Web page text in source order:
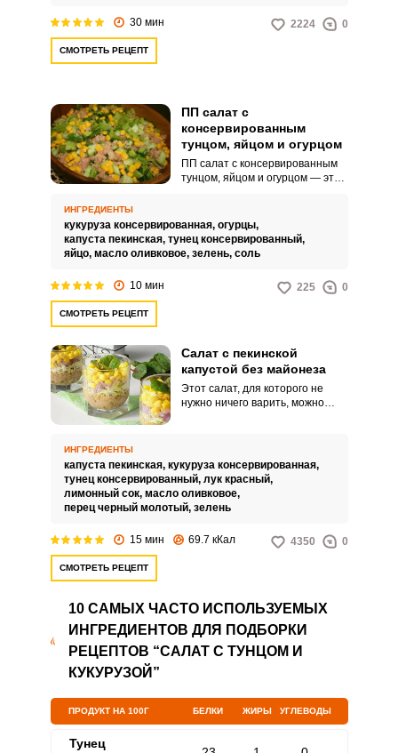
30 мин 2224 0
СМОТРЕТЬ РЕЦЕПТ
ПП салат с
консервированным
тунцом, яйцом и огурцом
ПП салат с консервированным
тунцом, яйцом и огурцом — это
полезные ингредиенты и легкий
вкус. Нежный тунец гармонично
дополняется хрустящими
яйцами, создавая прекрасное
сочетание для салата.
ИНГРЕДИЕНТЫ
кукуруза консервированная, огурцы,
капуста пекинская, тунец консервированный,
яйцо, масло оливковое, зелень, соль
10 мин 225 0
СМОТРЕТЬ РЕЦЕПТ
Салат с пекинской
капустой без майонеза
Этот салат, для которого не
нужно ничего варить, можно
Получается изысканно и
красиво: сквозь стекло видны
яркие слои капусты, кукурузы,
тунца и лука.
ИНГРЕДИЕНТЫ
капуста пекинская, кукуруза консервированная,
тунец консервированный, лук красный,
лимонный сок, масло оливковое,
перец черный молотый, зелень
15 мин 69.7 кКал 4350 0
СМОТРЕТЬ РЕЦЕПТ
10 САМЫХ ЧАСТО ИСПОЛЬЗУЕМЫХ
ИНГРЕДИЕНТОВ ДЛЯ ПОДБОРКИ
РЕЦЕПТОВ “САЛАТ С ТУНЦОМ И
КУКУРУЗОЙ”
ПРОДУКТ НА 100Г БЕЛКИ ЖИРЫ УГЛЕВОДЫ
Тунец
ВХОД НА САЙТ
Войдите
с помощью социальных сетей:
или